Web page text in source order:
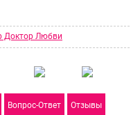
Доктор Любви
Вопрос-Ответ Отзывы